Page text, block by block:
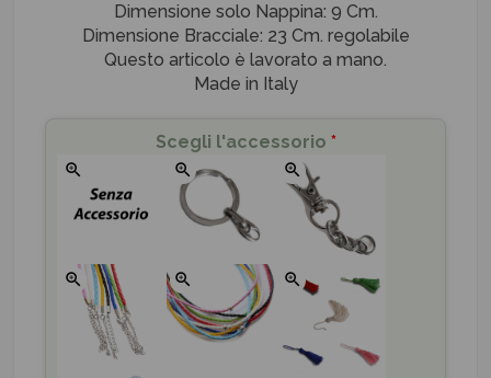
Dimensione solo Nappina: 9 Cm.
Dimensione Bracciale: 23 Cm. regolabile
Questo articolo è lavorato a mano.
Made in Italy
Scegli l'accessorio *
zoom_in zoom_in zoom_in
zoom_in zoom_in zoom_in